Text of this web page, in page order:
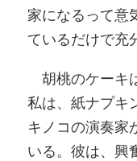
家になるって意
ているだけで充
胡桃のケーキ
私は、紙ナプキ
キノコの演奏家
いる。彼は、興